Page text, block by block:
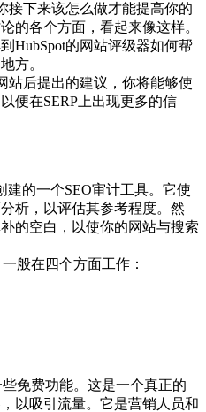
接下来该怎么做才能提高你的
的各个方面，看起来像这样。
HubSpot的网站评级器如何帮
方。
站后提出的建议，你将能够使
便在SERP上出现更多的信
建的一个SEO审计工具。它使
析，以评估其参考程度。然
的空白，以使你的网站与搜索
般在四个方面工作：
些免费功能。这是一个真正的
以吸引流量。它是营销人员和